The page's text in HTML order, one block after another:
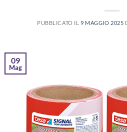
PUBBLICATO IL 9 MAGGIO 2025
09
Mag